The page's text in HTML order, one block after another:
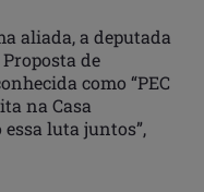
aliada, a deputada
de
como “PEC
na Casa
luta juntos”,